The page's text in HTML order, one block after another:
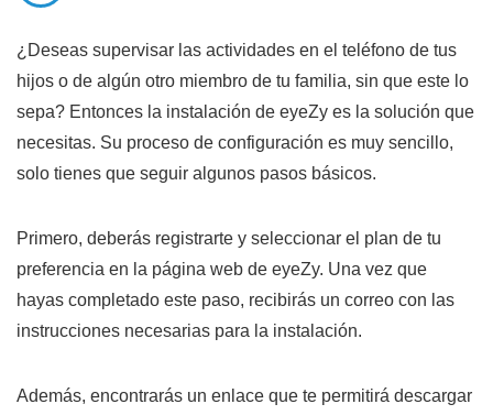
¿Deseas supervisar las actividades en el teléfono de tus
hijos o de algún otro miembro de tu familia, sin que este lo
sepa? Entonces la instalación de eyeZy es la solución que
necesitas. Su proceso de configuración es muy sencillo,
solo tienes que seguir algunos pasos básicos.
Primero, deberás registrarte y seleccionar el plan de tu
preferencia en la página web de eyeZy. Una vez que
hayas completado este paso, recibirás un correo con las
instrucciones necesarias para la instalación.
Además, encontrarás un enlace que te permitirá descargar